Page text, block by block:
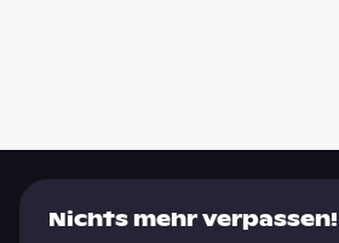
Nichts mehr verpassen!